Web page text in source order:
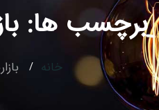
برچسب ها:
خانه